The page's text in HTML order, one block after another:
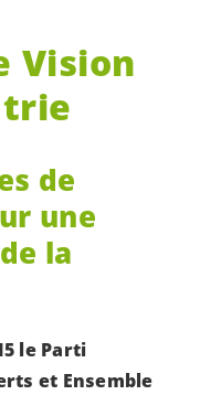
Vision
de
une
la
le Parti
et Ensemble